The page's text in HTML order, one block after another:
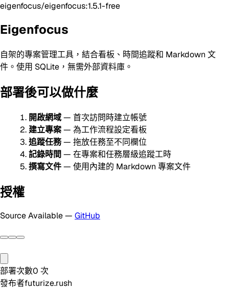
eigenfocus/eigenfocus:1.5.1-free
Eigenfocus
自架的專案管理工具，結合看板、時間追蹤和 Markdown 文
件。使用 SQLite，無需外部資料庫。
部署後可以做什麼
開啟網域— 首次訪問時建立帳號
建立專案— 為工作流程設定看板
追蹤任務— 拖放任務至不同欄位
記錄時間— 在專案和任務層級追蹤工時
撰寫文件— 使用內建的 Markdown 專案文件
授權
Source Available — GitHub
部署次數0 次
發布者futurize.rush